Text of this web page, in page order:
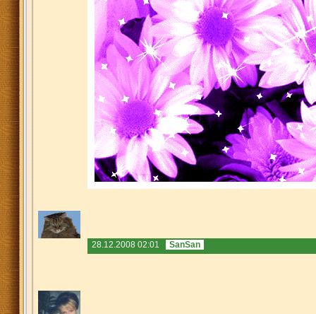
28.12.2008 02:01 SanSan